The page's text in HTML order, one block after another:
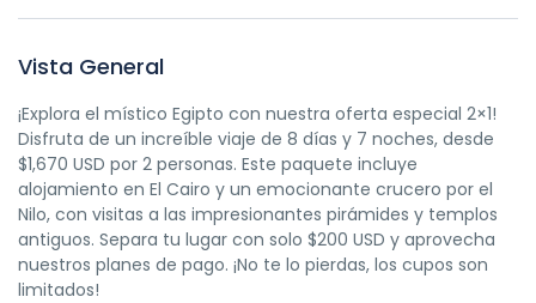
Vista General
¡Explora el místico Egipto con nuestra oferta especial 2×1!
Disfruta de un increíble viaje de 8 días y 7 noches, desde
$1,670 USD por 2 personas. Este paquete incluye
alojamiento en El Cairo y un emocionante crucero por el
Nilo, con visitas a las impresionantes pirámides y templos
antiguos. Separa tu lugar con solo $200 USD y aprovecha
nuestros planes de pago. ¡No te lo pierdas, los cupos son
limitados!